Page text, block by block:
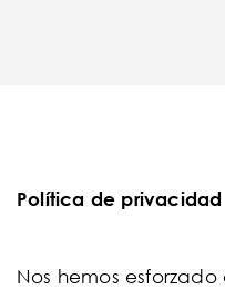
Política de privacidad
Nos hemos